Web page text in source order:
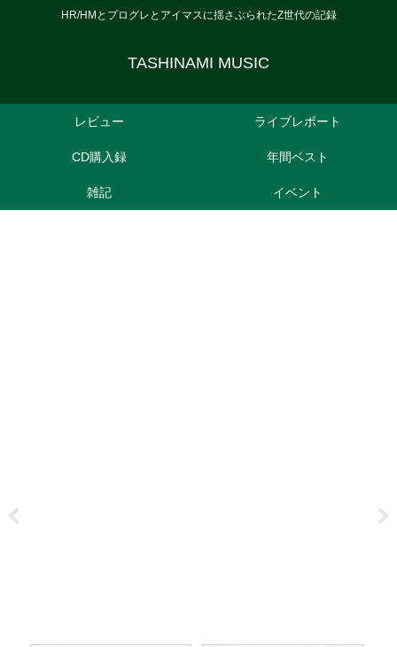
HR/HMとプログレとアイマスに揺さぶられたZ世代の記録
TASHINAMI MUSIC
レビュー ライブレポート
CD購入録 年間ベスト
雑記 イベント